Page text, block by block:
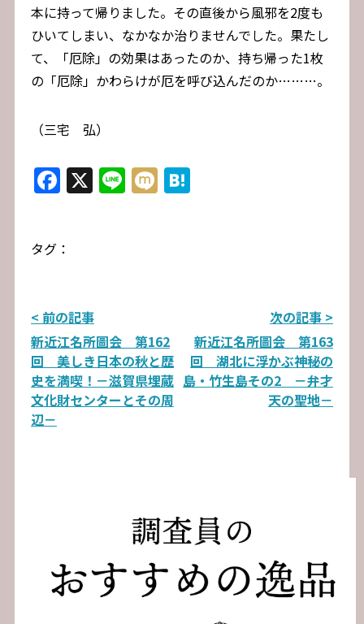
本に持って帰りました。その直後から風邪を2度も
ひいてしまい、なかなか治りませんでした。果たし
て、「厄除」の効果はあったのか、持ち帰った1枚
の「厄除」かわらけが厄を呼び込んだのか………。
（三宅 弘）
Facebook
X Line
MixiHatena
タグ：
投
稿
ナ
ビ
< 前の記事
新近江名所圖会 第162
回 美しき日本の秋と歴
史を満喫！－滋賀県埋蔵
文化財センターとその周
辺－
次の記事 >
新近江名所圖会 第163
回 湖北に浮かぶ神秘の
島・竹生島その2 －弁才
天の聖地－